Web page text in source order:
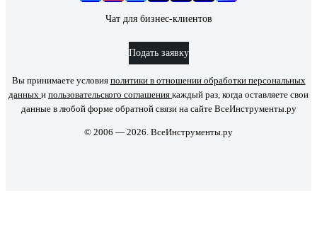
Чат для бизнес-клиентов
Подать заявку
Вы принимаете условия политики в отношении обработки персональных
данных и пользовательского соглашения каждый раз, когда оставляете свои
данные в любой форме обратной связи на сайте ВсеИнструменты.ру
© 2006 — 2026. ВсеИнструменты.ру